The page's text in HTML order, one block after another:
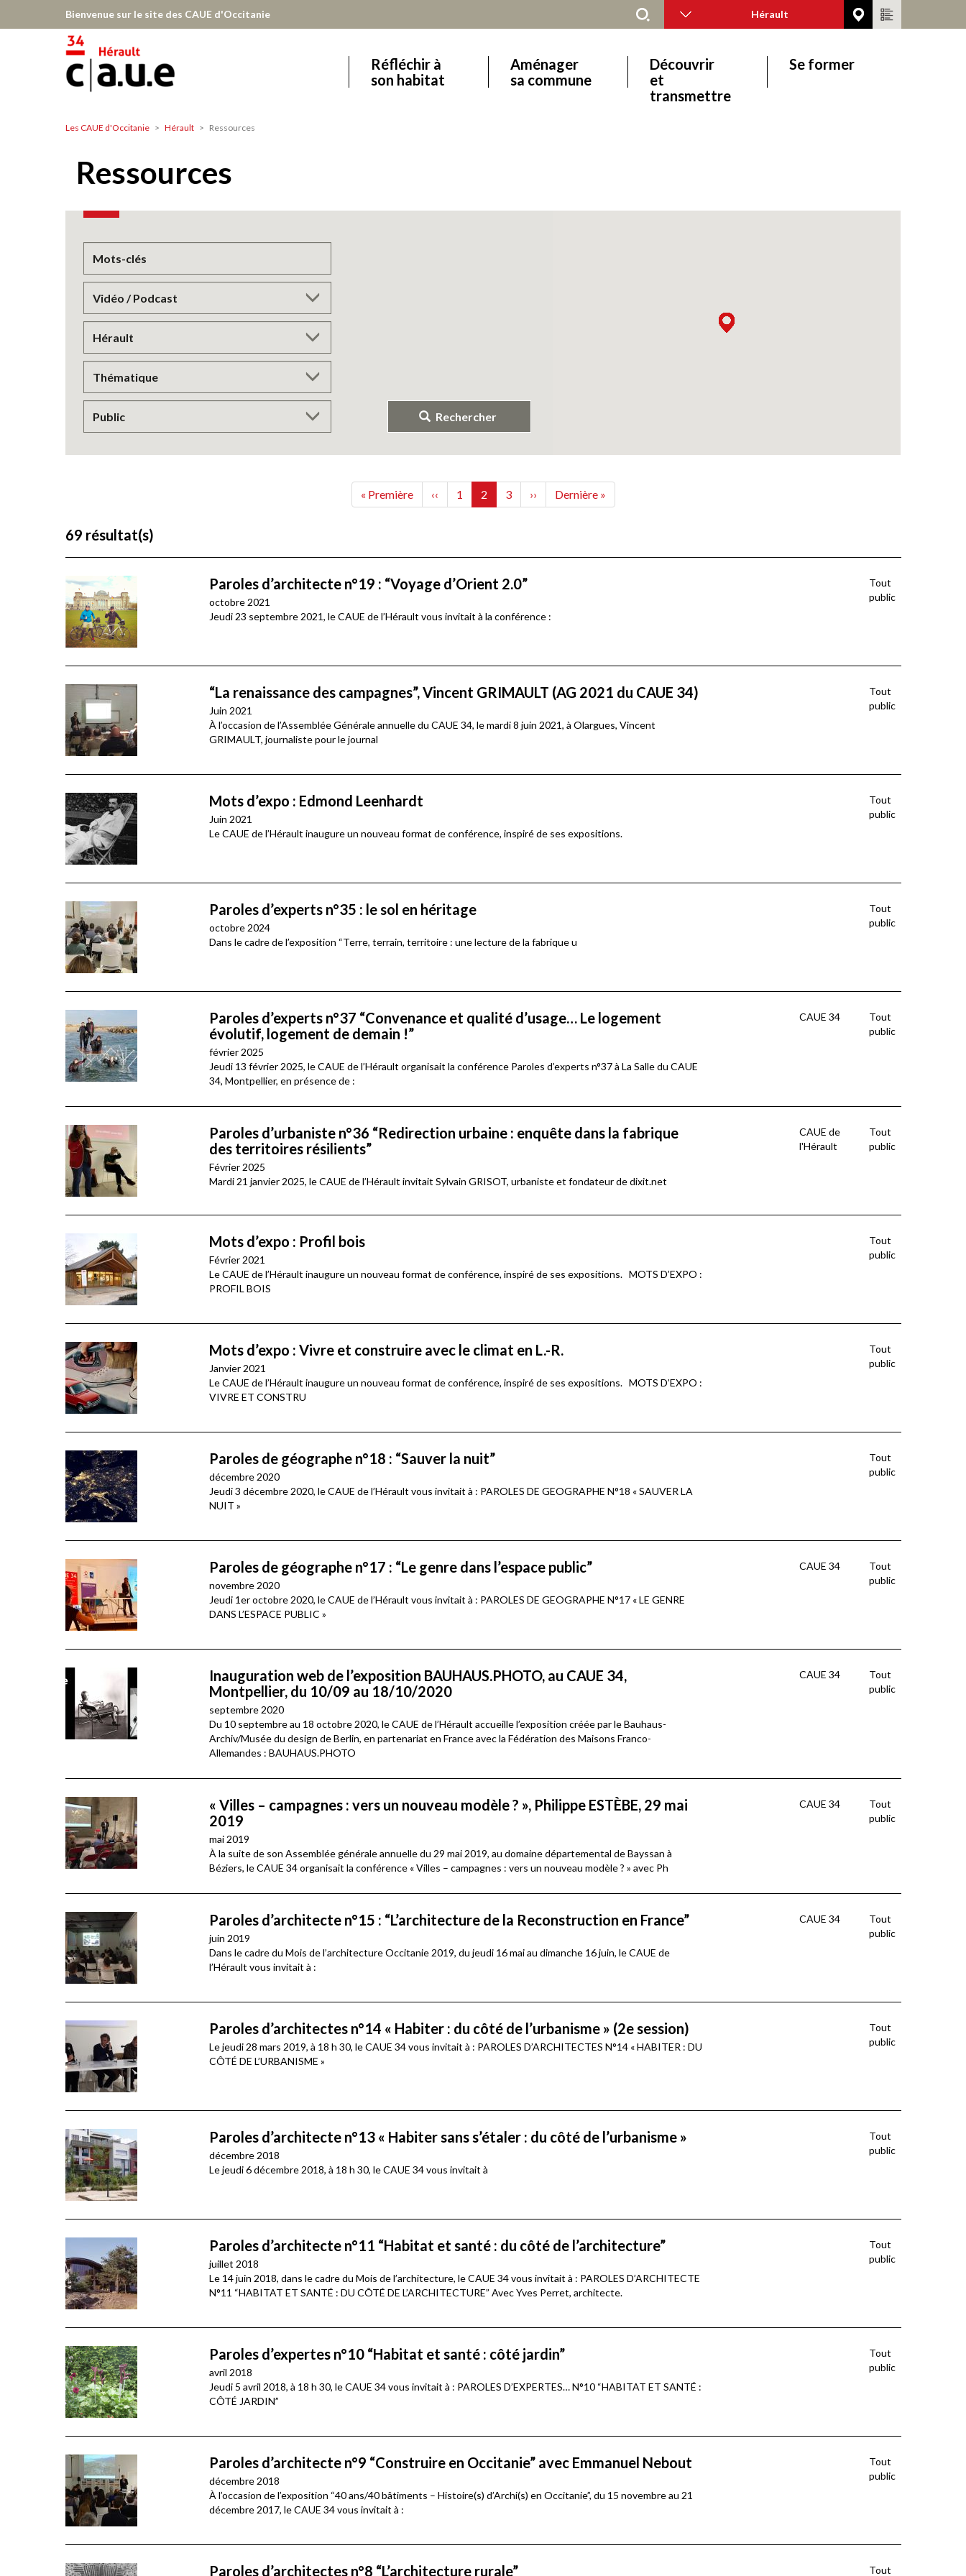
Bienvenue sur le site des CAUE d'Occitanie Hérault
Hérault
Main
Réfléchir à
son habitat
Aménager
sa commune
Découvrir
et
transmettre
Se former
Les CAUE d'Occitanie Hérault Ressources
Ressources
Rechercher
Première
page
« Première
Page
précédente
‹‹ Page
1
Page
courante
2 Page
3
Page
suivante
››
Dernière
page
Dernière »
69 résultat(s)
Paroles d’architecte n°19 : “Voyage d’Orient 2.0”
octobre 2021
Jeudi 23 septembre 2021, le CAUE de l’Hérault vous invitait à la conférence :
Tout
public
“La renaissance des campagnes”, Vincent GRIMAULT (AG 2021 du CAUE 34)
Juin 2021
À l’occasion de l’Assemblée Générale annuelle du CAUE 34, le mardi 8 juin 2021, à Olargues, Vincent
GRIMAULT, journaliste pour le journal
Tout
public
Mots d’expo : Edmond Leenhardt
Juin 2021
Le CAUE de l’Hérault inaugure un nouveau format de conférence, inspiré de ses expositions.
Tout
public
Paroles d’experts n°35 : le sol en héritage
octobre 2024
Dans le cadre de l’exposition “Terre, terrain, territoire : une lecture de la fabrique u
Tout
public
Paroles d’experts n°37 “Convenance et qualité d’usage… Le logement
évolutif, logement de demain !”
février 2025
Jeudi 13 février 2025, le CAUE de l’Hérault organisait la conférence Paroles d’experts n°37 à La Salle du CAUE
34, Montpellier, en présence de :
CAUE 34
Tout
public
Paroles d’urbaniste n°36 “Redirection urbaine : enquête dans la fabrique
des territoires résilients”
Février 2025
Mardi 21 janvier 2025, le CAUE de l’Hérault invitait Sylvain GRISOT, urbaniste et fondateur de dixit.net
CAUE de
l'Hérault
Tout
public
Mots d’expo : Profil bois
Février 2021
Le CAUE de l’Hérault inaugure un nouveau format de conférence, inspiré de ses expositions. MOTS D’EXPO :
PROFIL BOIS
Tout
public
Mots d’expo : Vivre et construire avec le climat en L.-R.
Janvier 2021
Le CAUE de l’Hérault inaugure un nouveau format de conférence, inspiré de ses expositions. MOTS D’EXPO :
VIVRE ET CONSTRU
Tout
public
Paroles de géographe n°18 : “Sauver la nuit”
décembre 2020
Jeudi 3 décembre 2020, le CAUE de l’Hérault vous invitait à : PAROLES DE GEOGRAPHE N°18 « SAUVER LA
NUIT »
Tout
public
Paroles de géographe n°17 : “Le genre dans l’espace public”
novembre 2020
Jeudi 1er octobre 2020, le CAUE de l’Hérault vous invitait à : PAROLES DE GEOGRAPHE N°17 « LE GENRE
DANS L’ESPACE PUBLIC »
CAUE 34
Tout
public
Inauguration web de l’exposition BAUHAUS.PHOTO, au CAUE 34,
Montpellier, du 10/09 au 18/10/2020
septembre 2020
Du 10 septembre au 18 octobre 2020, le CAUE de l’Hérault accueille l’exposition créée par le Bauhaus-
Archiv/Musée du design de Berlin, en partenariat en France avec la Fédération des Maisons Franco-
Allemandes : BAUHAUS.PHOTO
CAUE 34
Tout
public
« Villes – campagnes : vers un nouveau modèle ? », Philippe ESTÈBE, 29 mai
2019
mai 2019
À la suite de son Assemblée générale annuelle du 29 mai 2019, au domaine départemental de Bayssan à
Béziers, le CAUE 34 organisait la conférence « Villes – campagnes : vers un nouveau modèle ? » avec Ph
CAUE 34
Tout
public
Paroles d’architecte n°15 : “L’architecture de la Reconstruction en France”
juin 2019
Dans le cadre du Mois de l’architecture Occitanie 2019, du jeudi 16 mai au dimanche 16 juin, le CAUE de
l’Hérault vous invitait à :
CAUE 34
Tout
public
Paroles d’architectes n°14 « Habiter : du côté de l’urbanisme » (2e session)
Le jeudi 28 mars 2019, à 18 h 30, le CAUE 34 vous invitait à : PAROLES D’ARCHITECTES N°14 « HABITER : DU
CÔTÉ DE L’URBANISME »
Tout
public
Paroles d’architecte n°13 « Habiter sans s’étaler : du côté de l’urbanisme »
décembre 2018
Le jeudi 6 décembre 2018, à 18 h 30, le CAUE 34 vous invitait à
Tout
public
Paroles d’architecte n°11 “Habitat et santé : du côté de l’architecture”
juillet 2018
Le 14 juin 2018, dans le cadre du Mois de l’architecture, le CAUE 34 vous invitait à : PAROLES D’ARCHITECTE
N°11 “HABITAT ET SANTÉ : DU CÔTÉ DE L’ARCHITECTURE” Avec Yves Perret, architecte.
Tout
public
Paroles d’expertes n°10 “Habitat et santé : côté jardin”
avril 2018
Jeudi 5 avril 2018, à 18 h 30, le CAUE 34 vous invitait à : PAROLES D’EXPERTES… N°10 “HABITAT ET SANTÉ :
CÔTÉ JARDIN”
Tout
public
Paroles d’architecte n°9 “Construire en Occitanie” avec Emmanuel Nebout
décembre 2018
À l’occasion de l’exposition “40 ans/40 bâtiments – Histoire(s) d’Archi(s) en Occitanie”, du 15 novembre au 21
décembre 2017, le CAUE 34 vous invitait à :
Tout
public
Paroles d’architectes n°8 “L’architecture rurale” Tout